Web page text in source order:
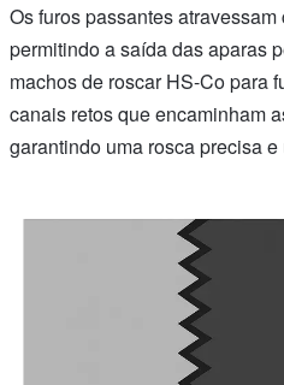
Os furos passantes
permitindo a saída das aparas
machos de roscar HS-Co para
canais retos que encaminham
garantindo uma rosca precisa e